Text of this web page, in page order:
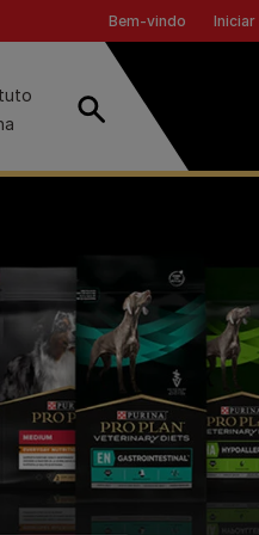
Bem-vindo Iniciar
Pesquisar